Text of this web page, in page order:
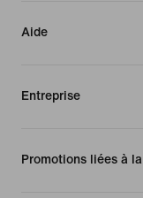
Aide
Entreprise
Promotions liées à